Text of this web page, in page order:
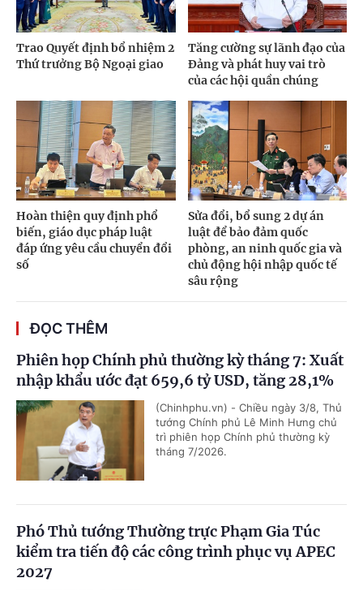
Trao Quyết định bổ nhiệm 2
Thứ trưởng Bộ Ngoại giao
Tăng cường sự lãnh đạo của
Đảng và phát huy vai trò
của các hội quần chúng
Hoàn thiện quy định phổ
biến, giáo dục pháp luật
đáp ứng yêu cầu chuyển đổi
số
Sửa đổi, bổ sung 2 dự án
luật để bảo đảm quốc
phòng, an ninh quốc gia và
chủ động hội nhập quốc tế
sâu rộng
ĐỌC THÊM
Phiên họp Chính phủ thường kỳ tháng 7: Xuất
nhập khẩu ước đạt 659,6 tỷ USD, tăng 28,1%
(Chinhphu.vn) - Chiều ngày 3/8, Thủ
tướng Chính phủ Lê Minh Hưng chủ
trì phiên họp Chính phủ thường kỳ
tháng 7/2026.
Phó Thủ tướng Thường trực Phạm Gia Túc
kiểm tra tiến độ các công trình phục vụ APEC
2027